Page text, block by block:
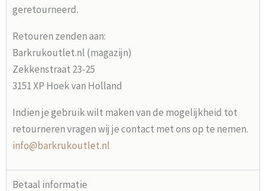
geretourneerd.
Retouren zenden aan:
Barkrukoutlet.nl (magazijn)
Zekkenstraat 23-25
3151 XP Hoek van Holland
Indien je gebruik wilt maken van de mogelijkheid tot
retourneren vragen wij je contact met ons op te nemen.
info@barkrukoutlet.nl
Betaal informatie